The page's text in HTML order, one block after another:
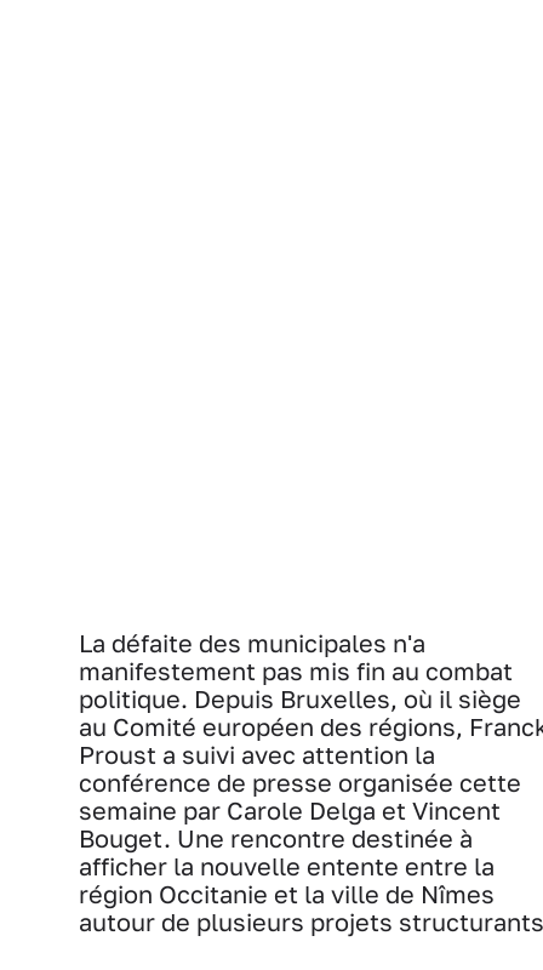
La défaite des municipales n'a
manifestement pas mis fin au combat
politique. Depuis Bruxelles, où il siège
au Comité européen des régions,
Proust a suivi avec attention la
conférence de presse organisée cette
semaine par Carole Delga et Vincent
Bouget. Une rencontre destinée à
afficher la nouvelle entente entre la
région Occitanie et la ville de Nîmes
autour de plusieurs projets